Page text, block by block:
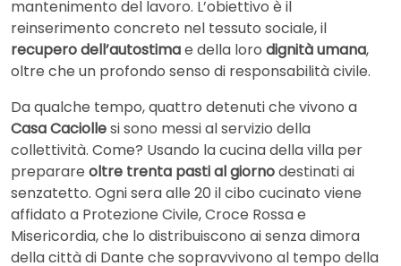
mantenimento del lavoro. L’obiettivo è il
reinserimento concreto nel tessuto sociale, il
recupero dell’autostimae della loro dignità umana,
oltre che un profondo senso di responsabilità civile.
Da qualche tempo, quattro detenuti che vivono a
Casa Caciollesi sono messi al servizio della
collettività. Come? Usando la cucina della villa per
preparare oltre trenta pasti al giornodestinati ai
senzatetto. Ogni sera alle 20 il cibo cucinato viene
affidato a Protezione Civile, Croce Rossa e
Misericordia, che lo distribuiscono ai senza dimora
della città di Dante che sopravvivono al tempo della